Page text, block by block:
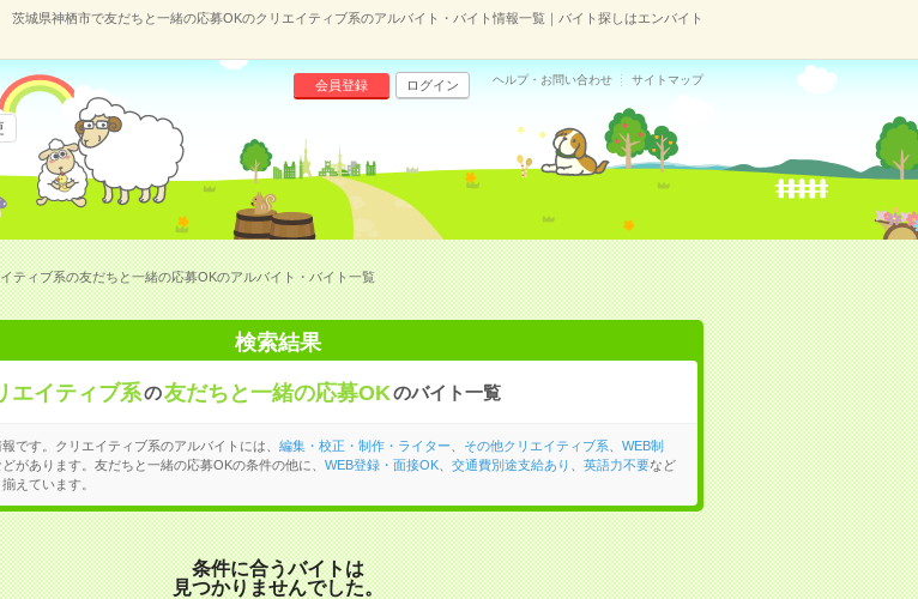
茨城県神栖市で友だちと一緒の応募OKのクリエイティブ系のアルバイト・バイト情報一覧｜バイト探しはエンバイト
会員登録 ログイン ヘルプ・お問い合わせ サイトマップ
ティブ系の友だちと一緒の応募OKのアルバイト・バイト一覧
検索結果
エイティブ系の友だちと一緒の応募OKのバイト一覧
です。クリエイティブ系のアルバイトには、 編集・校正・制作・ライター その他クリエイティブ系
WEB制
どがあります。友だちと一緒の応募OKの条件の他に、 WEB登録・面接OK、 交通費別途支給あり 英語力不要など
えています。
条件に合うバイトは
見つかりませんでした。